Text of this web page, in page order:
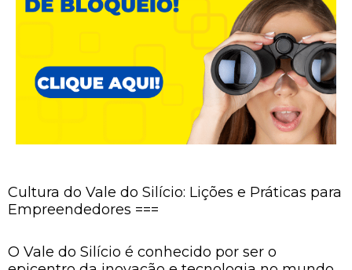
Cultura do Vale do Silício: Lições e Práticas para
Empreendedores ===
O Vale do Silício é conhecido por ser o